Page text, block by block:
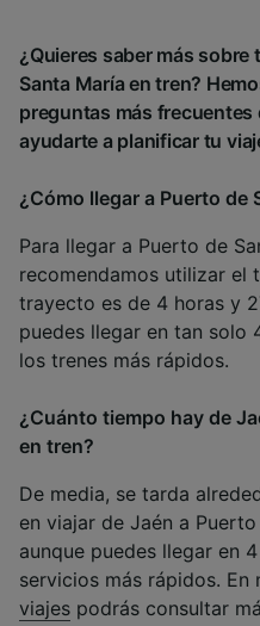
¿Quieres saber más sobre
Santa María en tren?
preguntas más
ayudarte a planificar tu
¿Cómo llegar a Puerto de
Para llegar a Puerto de
recomendamos utilizar el
trayecto es de 4 horas y
puedes llegar en tan solo
los trenes más rápidos.
¿Cuánto tiempo hay de
en tren?
De media, se tarda
en viajar de Jaén a
aunque puedes llegar en
servicios más rápidos. En
viajes podrás consultar